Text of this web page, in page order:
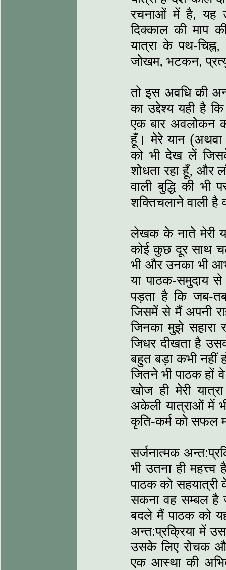
रचनाओं में है, यह
दिक्काल की माप
यात्रा के पथ-
जोखम, भटकन,
तो इस अवधि की
का उद्देश्य यही है
एक बार अवलोकन
हूँ। मेरे यान
को भी देख लें
शोधता रहा हूँ, और
वाली बुद्धि की
शक्तिचलाने वाली
लेखक के नाते मेरी
कोई कुछ दूर साथ
भी और उनका भी
या पाठक-समुदाय
पड़ता है कि जब-
जिसमें से मैं अपनी
जिनका मुझे सहारा
जिधर दीखता है
बहुत बड़ा कभी नहीं
जितने भी पाठक हों
खोज ही मेरी
अकेली यात्राओं में
कृति-कर्म को सफल
सर्जनात्मक
भी उतना ही
पाठक को सहयात्री
सकना वह सम्बल है
बदले मैं पाठक को
अन्त:प्रक्रिया में
उसके लिए रोचक और
एक आस्था की